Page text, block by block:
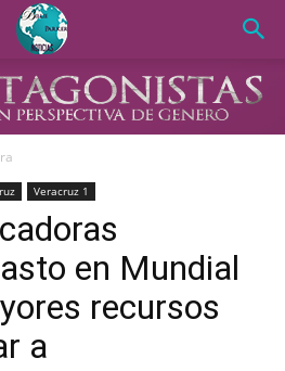
Veracruz 1
en Mundial
recursos
a